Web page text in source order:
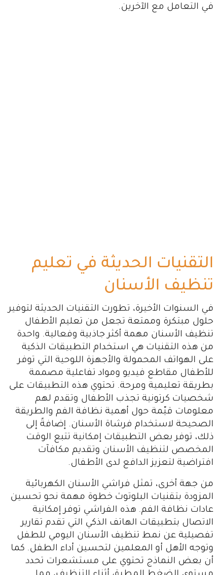
في التعامل مع الآخرين.
التقنيات الحديثة في تعليم
تنظيف الأسنان
في السنوات الأخيرة، تطورت التقنيات الحديثة لتوفير
حلول مبتكرة وممتعة تجعل من تعليم الأطفال
تنظيف الأسنان مهمة أكثر جاذبية وفعالية. واحدة
من هذه التقنيات هي استخدام التطبيقات الذكية
على الهواتف المحمولة والأجهزة اللوحية التي توفر
للأطفال مقاطع فيديو ومواد تفاعلية مصممة
بطريقة تعليمية ومرحة. تحتوي هذه التطبيقات على
شخصيات كرتونية تجذب الأطفال وتقدم لهم
معلومات قيّمة حول أهمية نظافة الفم والطريقة
الصحيحة لاستخدام فرشاة الأسنان. إضافةً إلى
ذلك، توفر بعض التطبيقات إمكانية تتبع الوقت
المخصص لتنظيف الأسنان وتقديم مكافآت
افتراضية لتعزيز الدافع لدى الأطفال.
من جهة أخرى، تمثل فراشي الأسنان الكهربائية
المزودة بتقنيات البلوتوث خطوة مهمة نحو تحسين
عادات نظافة الفم. هذه الفراشي توفر إمكانية
الاتصال بتطبيقات الهاتف الذكي التي تقدم تقارير
تفصيلية عن نمط تنظيف الأسنان اليومي للطفل
وتوجه الأهل أو المعلمين لتحسين أداء الطفل. كما
أن بعض النماذج تحتوي على مستشعرات تحدد